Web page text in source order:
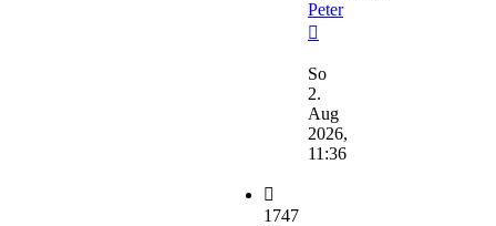
Peter
Beitrag
So
2.
Aug
2026,
11:36
1747